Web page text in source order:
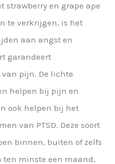
strawberry en grape ape
te verkrijgen, is het
aan angst en
garandeert
pijn. De lichte
helpen bij pijn en
ook helpen bij het
van PTSD. Deze soort
binnen, buiten of zelfs
ten minste een maand,